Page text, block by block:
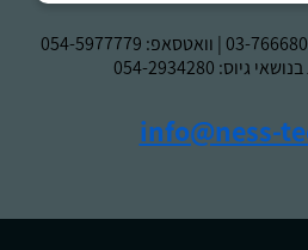
03- | וואטסאפ: 054-5977779
גיוס: 054-2934280
info@ness-